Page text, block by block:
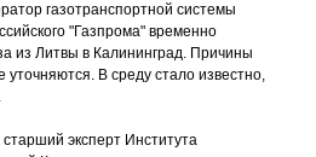
газотранспортной системы
"Газпрома" временно
из Литвы в Калининград. Причины
уточняются. В среду стало известно,
эксперт Института